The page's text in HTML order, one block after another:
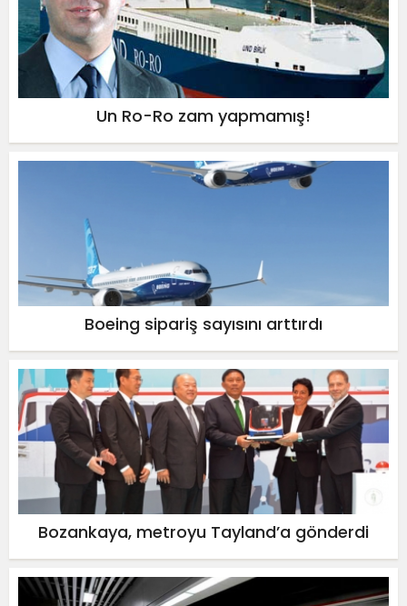
Un Ro-Ro zam yapmamış!
Boeing sipariş sayısını arttırdı
Bozankaya, metroyu Tayland’a gönderdi